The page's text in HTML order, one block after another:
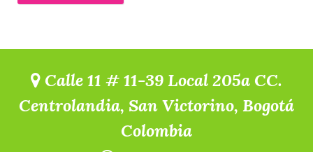
Calle 11 # 11-39 Local 205a CC.
Centrolandia, San Victorino, Bogotá
Colombia